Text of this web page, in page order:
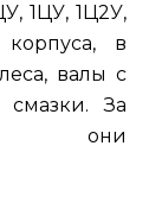
1ЦУ, 1Ц2У,
в
валы с
За
они